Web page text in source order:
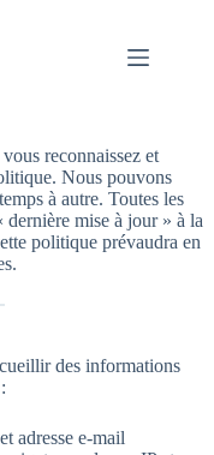
reconnaissez et
Nous pouvons
à autre. Toutes les
dernière mise à jour » à la
politique prévaudra en
des informations
adresse e-mail